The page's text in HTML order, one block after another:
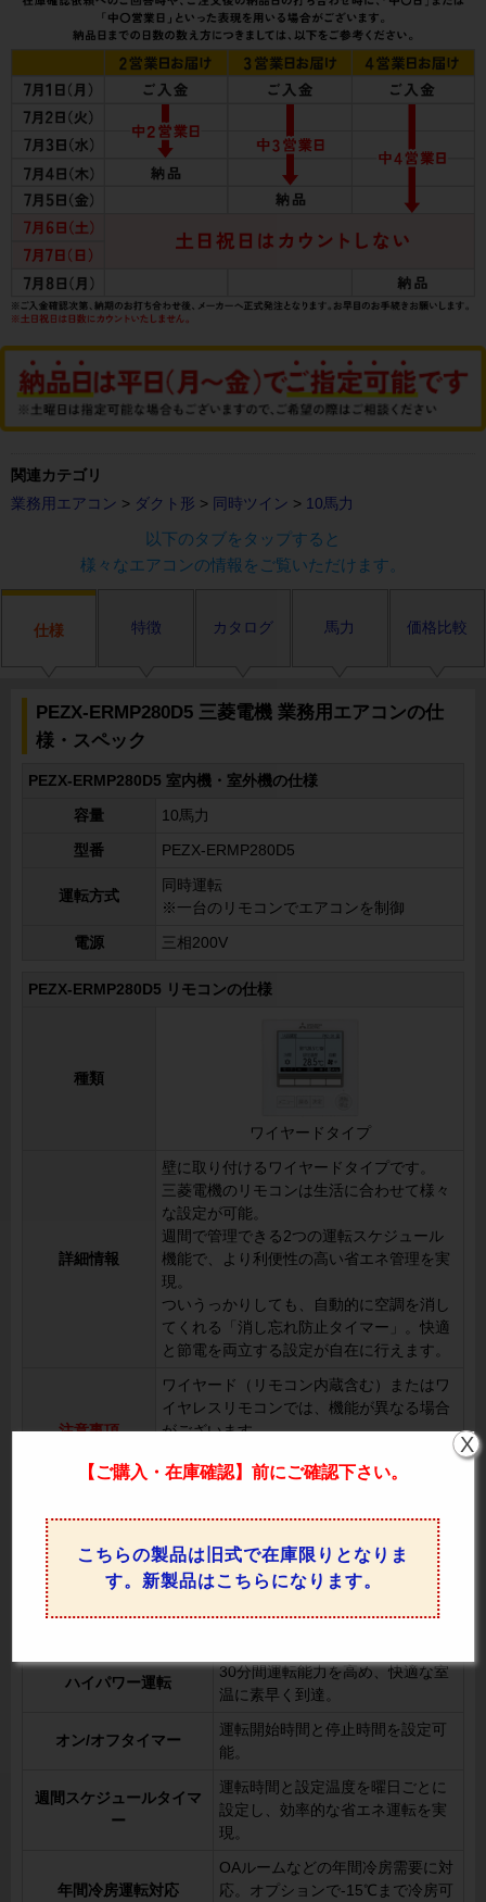
関連カテゴリ
業務用エアコン > ダクト形 > 同時ツイン > 10馬力
以下のタブをタップすると
様々なエアコンの情報をご覧いただけます。
仕様 特徴 カタログ 馬力 価格比較
PEZX-ERMP280D5 三菱電機 業務用エアコンの仕
様・スペック
PEZX-ERMP280D5 室内機・室外機の仕様
容量 10馬力
型番 PEZX-ERMP280D5
運転方式
同時運転
※一台のリモコンでエアコンを制御
電源 三相200V
PEZX-ERMP280D5 リモコンの仕様
種類
ワイヤードタイプ
詳細情報
壁に取り付けるワイヤードタイプです。
三菱電機のリモコンは生活に合わせて様々
な設定が可能。
週間で管理できる2つの運転スケジュール
機能で、より利便性の高い省エネ管理を実
現。
ついうっかりしても、自動的に空調を消し
てくれる「消し忘れ防止タイマー」。快適
と節電を両立する設定が自在に行えます。
注意事項
ワイヤード（リモコン内蔵含む）またはワ
イヤレスリモコンでは、機能が異なる場合
がございます。
さい。
PEZX-ERMP280D5 の機能一覧
風速自動
室温や設定温度に応じてファンの
回転数を自動制御。
室温に応じて冷房または暖房を自
ハイパワー運転
30分間運転能力を高め、快適な室
温に素早く到達。
オン/オフタイマー
運転開始時間と停止時間を設定可
能。
週間スケジュールタイマ
ー
運転時間と設定温度を曜日ごとに
設定し、効率的な省エネ運転を実
現。
年間冷房運転対応
OAルームなどの年間冷房需要に対
応。オプションで-15℃まで冷房可
【ご購入・在庫確認】前にご確認下さい。
こちらの製品は旧式で在庫限りとなりま
す。新製品はこちらになります。
X